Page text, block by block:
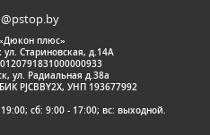
плюс»
Стариновская, д.14А
ул. Радиальная д.38а
PJCBBY2X, УНП 193677992
сб: 9:00 - 17:00; вс: выходной.